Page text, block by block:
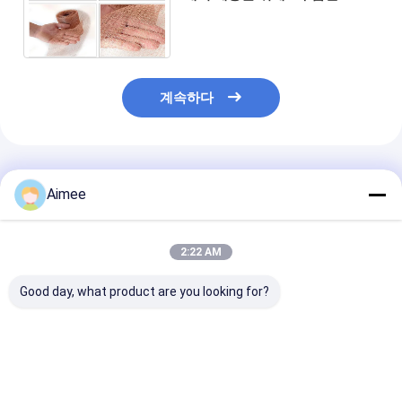
계속하다
추천된 제품
Aimee
2:22 AM
Good day, what product are you looking for?